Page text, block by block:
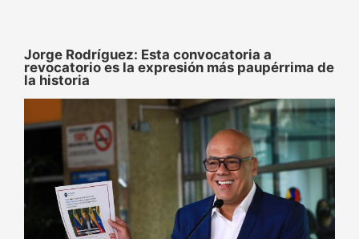
Jorge Rodríguez: Esta convocatoria a
revocatorio es la expresión más paupérrima de
la historia